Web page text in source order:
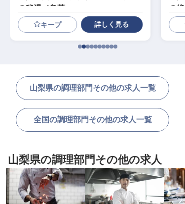
の秘湯／急募
キープ 詳しく見る
の
山梨県の調理部門その他の求人一覧
全国の調理部門その他の求人一覧
山梨県の調理部門その他の求人